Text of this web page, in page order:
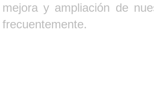
mejora y ampliación de
frecuentemente.